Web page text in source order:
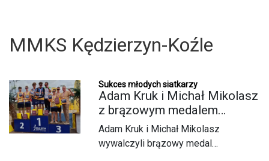
MMKS Kędzierzyn-Koźle
Sukces młodych siatkarzy
Adam Kruk i Michał Mikolasz
z brązowym medalem
Mistrzostw Polski
Młodzików w Siatkówce
Plażowej
Adam Kruk i Michał Mikolasz
wywalczyli brązowy medal